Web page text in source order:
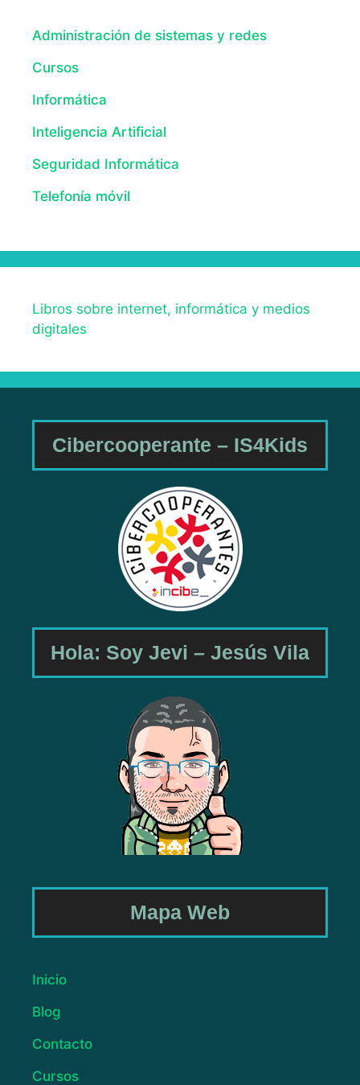
Administración de sistemas y redes
Cursos
Informática
Inteligencia Artificial
Seguridad Informática
Telefonía móvil
Libros sobre internet, informática y medios
digitales
Cibercooperante – IS4Kids
Hola: Soy Jevi – Jesús Vila
Mapa Web
Inicio
Blog
Contacto
Cursos